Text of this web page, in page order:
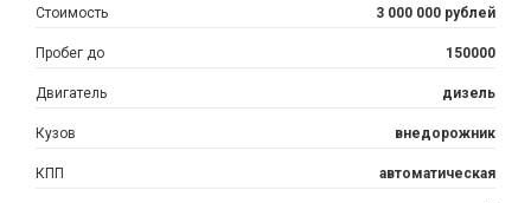
Стоимость 3 000 000 рублей
Пробег до 150000
Двигатель дизель
Кузов внедорожник
КПП автоматическая